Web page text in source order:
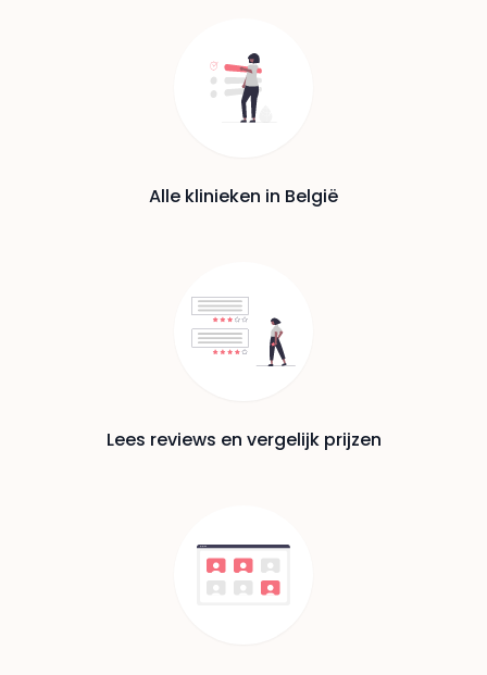
Alle klinieken in België
Lees reviews en vergelijk prijzen